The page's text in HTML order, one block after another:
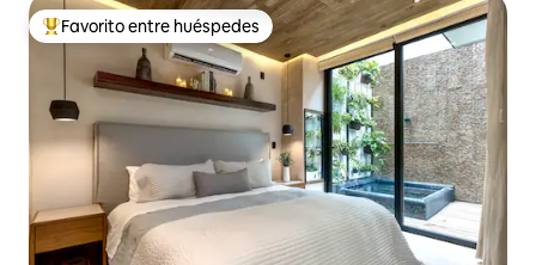
De los mejores en Favorito entre huéspedes
Favorito entre huéspedes